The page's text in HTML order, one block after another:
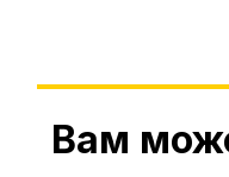
Вам